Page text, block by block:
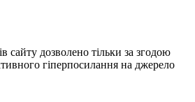
сайту дозволено тільки за згодою
гіперпосилання на джерело